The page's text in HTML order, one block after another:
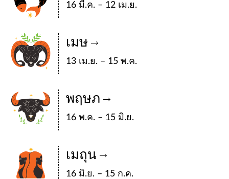
16 มี.ค. – 12 เม.ย.
เมษ
13 เม.ย. – 15 พ.ค.
พฤษภ
16 พ.ค. – 15 มิ.ย.
เมถุน
16 มิ.ย. – 15 ก.ค.